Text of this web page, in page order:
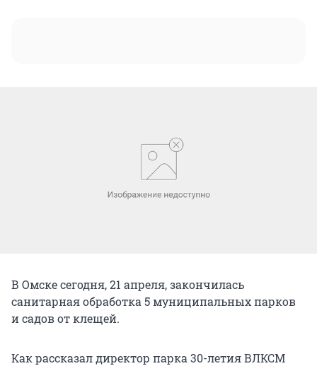
В Омске сегодня, 21 апреля, закончилась
санитарная обработка 5 муниципальных парков
и садов от клещей.
Как рассказал директор парка 30-летия ВЛКСМ